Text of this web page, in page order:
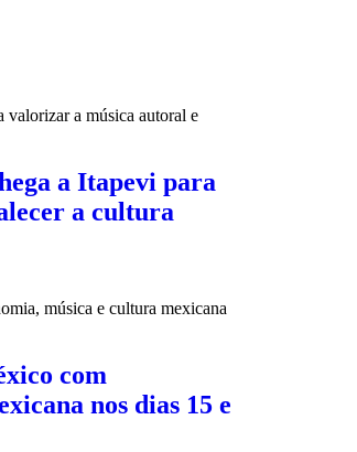
a Itapevi para
a cultura
com
nos dias 15 e